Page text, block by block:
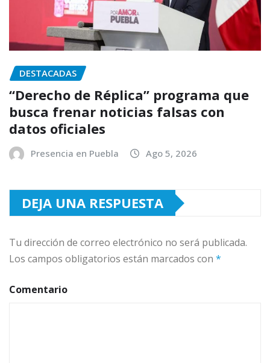
DESTACADAS
“Derecho de Réplica” programa que
busca frenar noticias falsas con
datos oficiales
Presencia en Puebla Ago 5, 2026
DEJA UNA RESPUESTA
Tu dirección de correo electrónico no será publicada.
Los campos obligatorios están marcados con *
Comentario